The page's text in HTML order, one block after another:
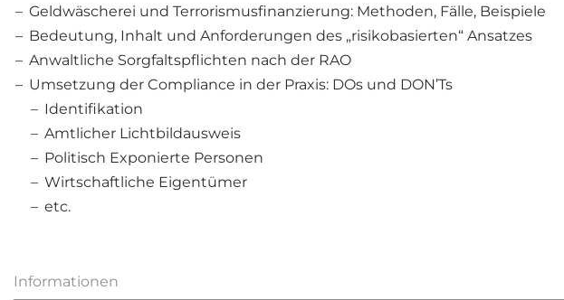
Geldwäscherei und Terrorismusfinanzierung: Methoden, Fälle, Beispiele
Bedeutung, Inhalt und Anforderungen des „risikobasierten“ Ansatzes
Anwaltliche Sorgfaltspflichten nach der RAO
Umsetzung der Compliance in der Praxis: DOs und DON’Ts
Identifikation
Amtlicher Lichtbildausweis
Politisch Exponierte Personen
Wirtschaftliche Eigentümer
etc.
Informationen